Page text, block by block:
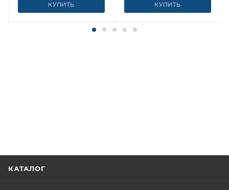
КУПИТЬ КУПИТЬ
КАТАЛОГ